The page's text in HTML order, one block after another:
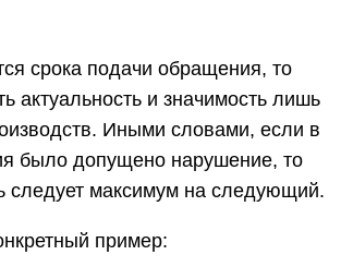
срока подачи обращения, то
актуальность и значимость лишь
Иными словами, если в
было допущено нарушение, то
следует максимум на следующий.
пример: